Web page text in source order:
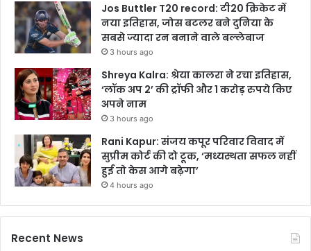
Jos Buttler T20 record: टी20 क्रिकेट में
नया इतिहास, जोस बटलर बने दुनिया के
सबसे ज्यादा रन बनाने वाले बल्लेबाज
3 hours ago
Shreya Kalra: श्रेया कालरा ने रचा इतिहास,
‘लॉक अप 2’ की ट्रॉफी और 1 करोड़ रुपये किए
अपने नाम
3 hours ago
Rani Kapur: संजय कपूर परिवार विवाद में
सुप्रीम कोर्ट की दो टूक, ‘मध्यस्थता सफल नहीं
हुई तो केस आगे बढ़ेगा’
4 hours ago
Recent News